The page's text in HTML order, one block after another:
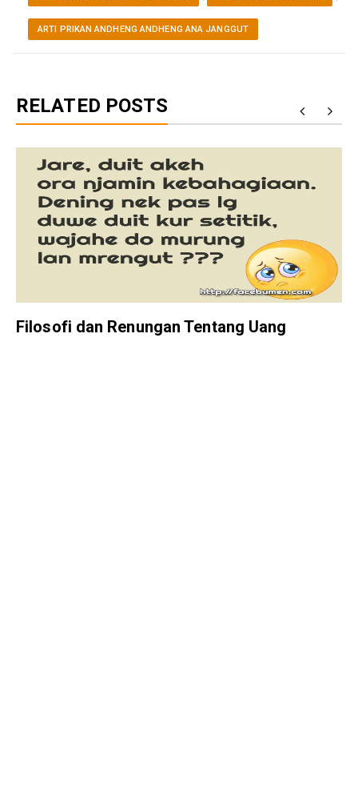
ARTI PRIKAN ANDHENG ANDHENG ANA JANGGUT
RELATED POSTS
Filosofi dan Renungan Tentang Uang